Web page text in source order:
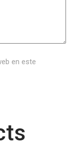
en este